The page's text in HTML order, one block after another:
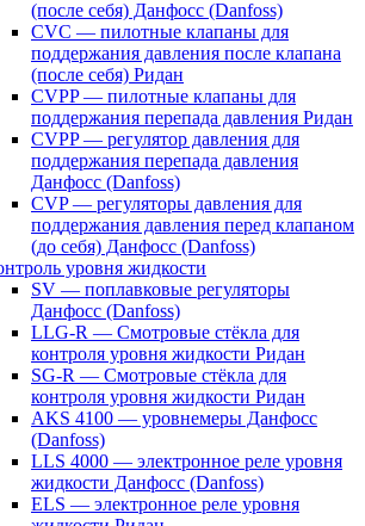
(после себя) Данфосс (Danfoss)
CVС — пилотные клапаны для
поддержания давления после клапана
(после себя) Ридан
CVPP — пилотные клапаны для
поддержания перепада давления Ридан
CVPP — регулятор давления для
поддержания перепада давления
Данфосс (Danfoss)
CVP — регуляторы давления для
поддержания давления перед клапаном
(до себя) Данфосс (Danfoss)
уровня жидкости
SV — поплавковые регуляторы
Данфосс (Danfoss)
LLG-R — Смотровые стёкла для
контроля уровня жидкости Ридан
SG-R — Смотровые стёкла для
контроля уровня жидкости Ридан
AKS 4100 — уровнемеры Данфосс
(Danfoss)
LLS 4000 — электронное реле уровня
жидкости Данфосс (Danfoss)
ELS — электронное реле уровня